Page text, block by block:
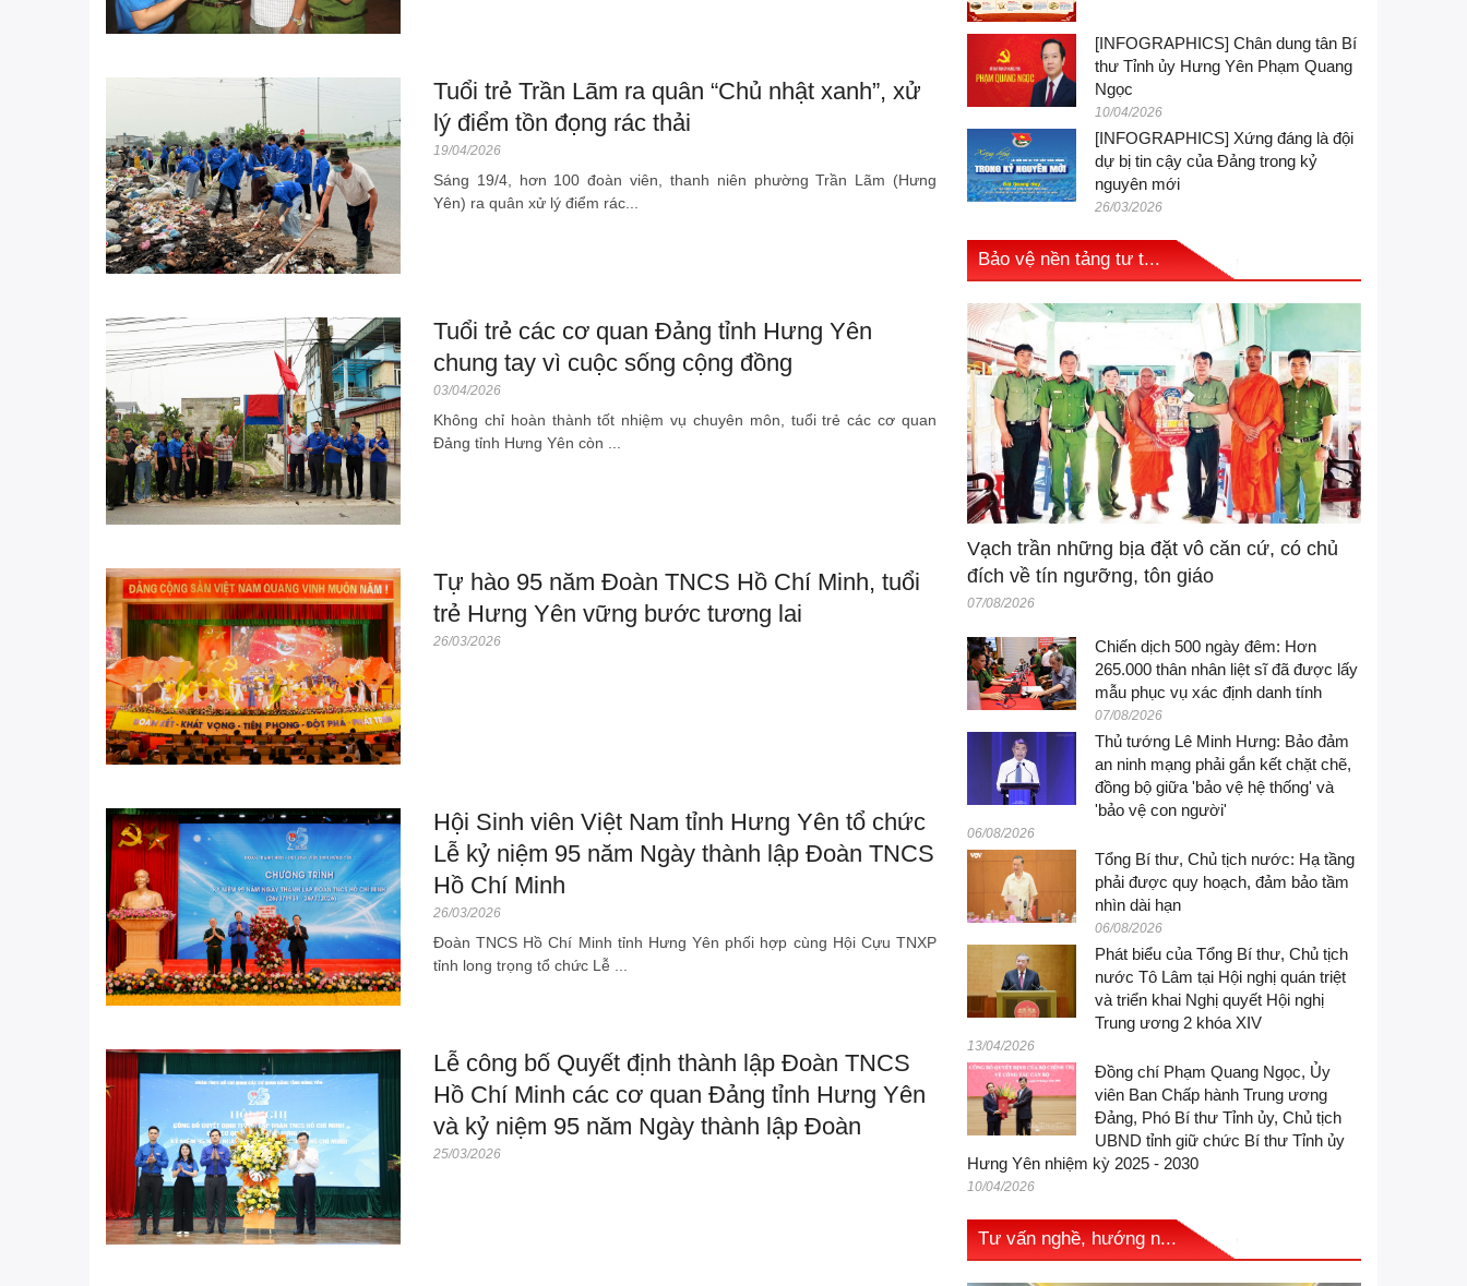
Tuổi trẻ Trần Lãm ra quân “Chủ nhật xanh”, xử
lý điểm tồn đọng rác thải
19/04/2026
Sáng 19/4, hơn 100 đoàn viên, thanh niên phường Trần Lãm (Hưng
Yên) ra quân xử lý điểm rác...
Tuổi trẻ các cơ quan Đảng tỉnh Hưng Yên
chung tay vì cuộc sống cộng đồng
03/04/2026
Không chỉ hoàn thành tốt nhiệm vụ chuyên môn, tuổi trẻ các cơ quan
Đảng tỉnh Hưng Yên còn ...
Tự hào 95 năm Đoàn TNCS Hồ Chí Minh, tuổi
trẻ Hưng Yên vững bước tương lai
26/03/2026
Hội Sinh viên Việt Nam tỉnh Hưng Yên tổ chức
Lễ kỷ niệm 95 năm Ngày thành lập Đoàn TNCS
Hồ Chí Minh
26/03/2026
Đoàn TNCS Hồ Chí Minh tỉnh Hưng Yên phối hợp cùng Hội Cựu TNXP
tỉnh long trọng tổ chức Lễ ...
Lễ công bố Quyết định thành lập Đoàn TNCS
Hồ Chí Minh các cơ quan Đảng tỉnh Hưng Yên
và kỷ niệm 95 năm Ngày thành lập Đoàn
25/03/2026
[INFOGRAPHICS] Chân dung tân Bí
thư Tỉnh ủy Hưng Yên Phạm Quang
Ngọc
10/04/2026
[INFOGRAPHICS] Xứng đáng là đội
dự bị tin cậy của Đảng trong kỷ
nguyên mới
26/03/2026
Bảo vệ nền tảng tư t...
Vạch trần những bịa đặt vô căn cứ, có chủ
đích về tín ngưỡng, tôn giáo
07/08/2026
Chiến dịch 500 ngày đêm: Hơn
265.000 thân nhân liệt sĩ đã được lấy
mẫu phục vụ xác định danh tính
07/08/2026
Thủ tướng Lê Minh Hưng: Bảo đảm
an ninh mạng phải gắn kết chặt chẽ,
đồng bộ giữa 'bảo vệ hệ thống' và
'bảo vệ con người'
06/08/2026
Tổng Bí thư, Chủ tịch nước: Hạ tầng
phải được quy hoạch, đảm bảo tầm
nhìn dài hạn
06/08/2026
Phát biểu của Tổng Bí thư, Chủ tịch
nước Tô Lâm tại Hội nghị quán triệt
và triển khai Nghị quyết Hội nghị
Trung ương 2 khóa XIV
13/04/2026
Đồng chí Phạm Quang Ngọc, Ủy
viên Ban Chấp hành Trung ương
Đảng, Phó Bí thư Tỉnh ủy, Chủ tịch
UBND tỉnh giữ chức Bí thư Tỉnh ủy
Hưng Yên nhiệm kỳ 2025 - 2030
10/04/2026
Tư vấn nghề, hướng n...